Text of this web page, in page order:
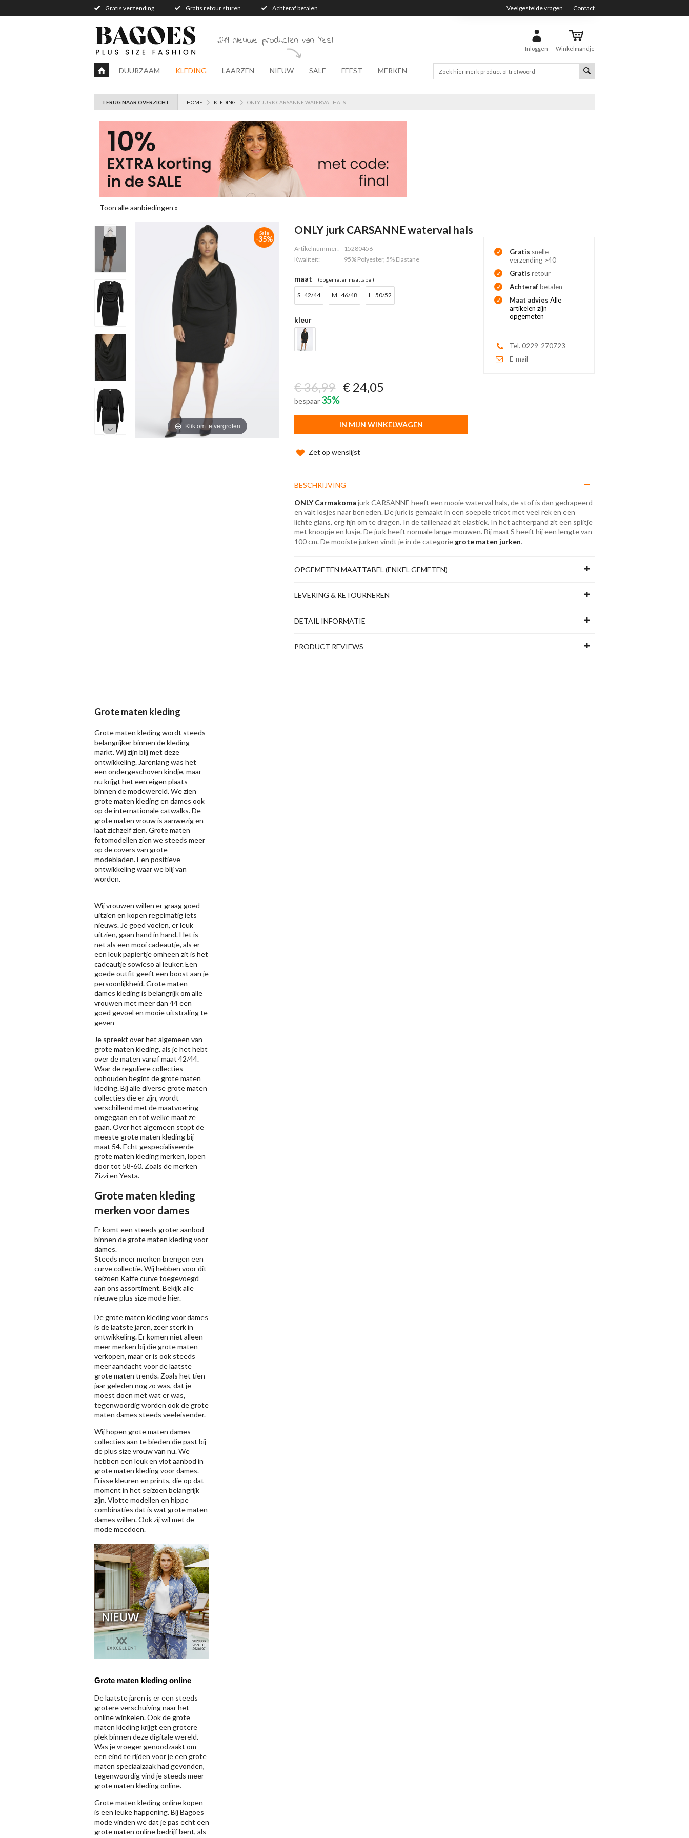
Gratis verzending Gratis retour sturen Achteraf betalen Veelgestelde vragen Contact
Inloggen Winkelmandje
249 nieuwe producten van Yest
DUURZAAM KLEDING LAARZEN NIEUW SALE FEEST MERKEN
TERUG NAAR OVERZICHT HOME KLEDING ONLY JURK CARSANNE WATERVAL HALS
Toon alle aanbiedingen »
Klik om te vergroten
Sale
-35%
ONLY jurk CARSANNE waterval hals
Artikelnummer:
15280456
Kwaliteit:
95% Polyester, 5% Elastane
maat (opgemeten maattabel)
S=42/44 M=46/48 L=50/52
kleur
€ 36,99 € 24,05
bespaar 35%
IN MIJN WINKELWAGEN
Zet op wenslijst
Gratis snelle
verzending >40
Gratis retour
Achterafbetalen
Maat adviesAlle
artikelen zijn
opgemeten
Tel. 0229-270723
E-mail
BESCHRIJVING
ONLY Carmakoma jurk CARSANNE heeft een mooie waterval hals, de stof is dan gedrapeerd
en valt losjes naar beneden. De jurk is gemaakt in een soepele tricot met veel rek en een
lichte glans, erg fijn om te dragen. In de taillenaad zit elastiek. In het achterpand zit een splitje
met knoopje en lusje. De jurk heeft normale lange mouwen. Bij maat S heeft hij een lengte van
100 cm. De mooiste jurken vindt je in de categorie grote maten jurken.
OPGEMETEN MAATTABEL (ENKEL GEMETEN)
LEVERING & RETOURNEREN
DETAIL INFORMATIE
PRODUCT REVIEWS
Grote maten kleding
Grote maten kleding wordt steeds
belangrijker binnen de kleding
markt. Wij zijn blij met deze
ontwikkeling. Jarenlang was het
een ondergeschoven kindje, maar
nu krijgt het een eigen plaats
binnen de modewereld. We zien
grote maten kleding en dames ook
op de internationale catwalks. De
grote maten vrouw is aanwezig en
laat zichzelf zien. Grote maten
fotomodellen zien we steeds meer
op de covers van grote
modebladen. Een positieve
ontwikkeling waar we blij van
worden.
Wij vrouwen willen er graag goed
uitzien en kopen regelmatig iets
nieuws. Je goed voelen, er leuk
uitzien, gaan hand in hand. Het is
net als een mooi cadeautje, als er
een leuk papiertje omheen zit is het
cadeautje sowieso al leuker. Een
goede outfit geeft een boost aan je
persoonlijkheid. Grote maten
dames kleding is belangrijk om alle
vrouwen met meer dan 44 een
goed gevoel en mooie uitstraling te
geven
Je spreekt over het algemeen van
grote maten kleding, als je het hebt
over de maten vanaf maat 42/44.
Waar de reguliere collecties
ophouden begint de grote maten
kleding. Bij alle diverse grote maten
collecties die er zijn, wordt
verschillend met de maatvoering
omgegaan en tot welke maat ze
gaan. Over het algemeen stopt de
meeste grote maten kleding bij
maat 54. Echt gespecialiseerde
grote maten kleding merken, lopen
door tot 58-60. Zoals de merken
Zizzien Yesta.
Grote maten kleding
merken voor dames
Er komt een steeds groter aanbod
binnen de grote maten kleding voor
dames.
Steeds meer merken brengen een
curve collectie. Wij hebben voor dit
seizoen Kaffecurve toegevoegd
aan ons assortiment. Bekijk alle
nieuweplus size modehier.
De grote maten kleding voor dames
is de laatste jaren, zeer sterk in
ontwikkeling. Er komen niet alleen
meer merken bij die grote maten
verkopen, maar er is ook steeds
meer aandacht voor de laatste
grote maten trends. Zoals het tien
jaar geleden nog zo was, dat je
moest doen met wat er was,
tegenwoordig worden ook de grote
maten dames steeds veeleisender.
Wij hopen grote maten dames
collecties aan te bieden die past bij
de plus size vrouw van nu. We
hebben een leuk en vlot aanbod in
grote maten kleding voor dames.
Frisse kleuren en prints, die op dat
moment in het seizoen belangrijk
zijn. Vlotte modellen en hippe
combinaties dat is wat grote maten
dames willen. Ook zij wil met de
mode meedoen.
Grote maten kleding online
De laatste jaren is er een steeds
grotere verschuiving naar het
online winkelen. Ook de grote
maten kleding krijgt een grotere
plek binnen deze digitale wereld.
Was je vroeger genoodzaakt om
een eind te rijden voor je een grote
maten speciaalzaak had gevonden,
tegenwoordig vind je steeds meer
grote maten kleding online.
Grote maten kleding online kopen
is een leuke happening. Bij Bagoes
mode vinden we dat je pas echt een
grote maten online bedrijf bent, als